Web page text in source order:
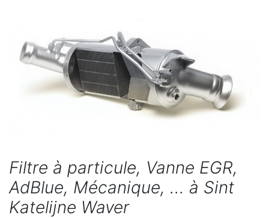
Filtre à particule, Vanne EGR,
AdBlue, Mécanique, ... à Sint
Katelijne Waver